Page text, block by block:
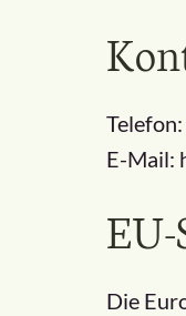
E-Mail:
Die